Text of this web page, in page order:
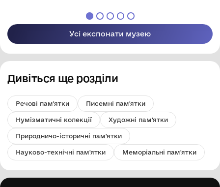
Усі експонати музею
Дивіться ще розділи
Речові пам'ятки Писемні пам'ятки
Нумізматичні колекції Художні пам'ятки
Природничо-історичні пам'ятки
Науково-технічні пам'ятки Меморіальні пам'ятки